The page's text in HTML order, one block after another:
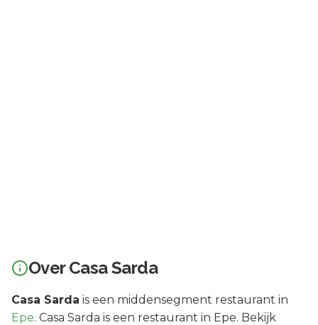
OverCasa Sarda
Casa Sarda is een middensegment restaurant in
Epe. Casa Sarda is een restaurant in Epe. Bekijk